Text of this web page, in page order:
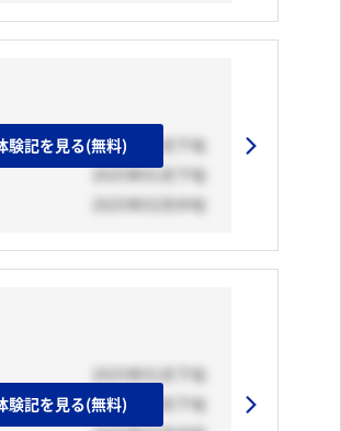
2025年01月下旬
2025年01月下旬
2025年02月中旬
験記を見る(無料)
2025年01月下旬
2025年04月下旬
験記を見る(無料)